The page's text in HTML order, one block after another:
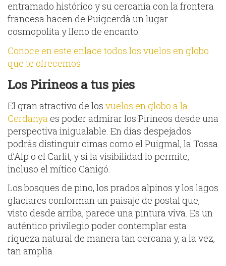
entramado histórico y su cercanía con la frontera
francesa hacen de Puigcerdà un lugar
cosmopolita y lleno de encanto.
Conoce en este enlace todos los vuelos en globo
que te ofrecemos
Los Pirineos a tus pies
El gran atractivo de los vuelos en globo a la
Cerdanya es poder admirar los Pirineos desde una
perspectiva inigualable. En días despejados
podrás distinguir cimas como el Puigmal, la Tossa
d’Alp o el Carlit, y si la visibilidad lo permite,
incluso el mítico Canigó.
Los bosques de pino, los prados alpinos y los lagos
glaciares conforman un paisaje de postal que,
visto desde arriba, parece una pintura viva. Es un
auténtico privilegio poder contemplar esta
riqueza natural de manera tan cercana y, a la vez,
tan amplia.